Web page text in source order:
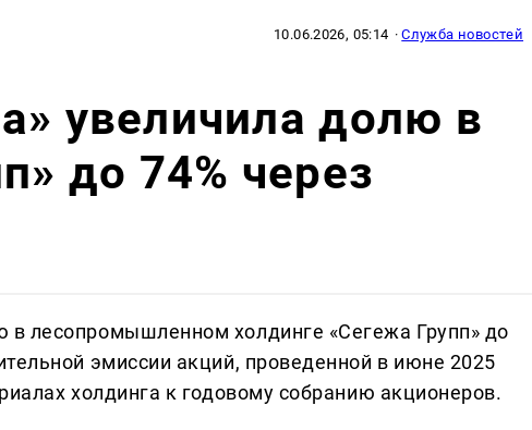
10.06.2026, 05:14 ·Служба новостей
увеличила долю в
до 74% через
лесопромышленном холдинге «Сегежа Групп» до
эмиссии акций, проведенной в июне 2025
холдинга к годовому собранию акционеров.